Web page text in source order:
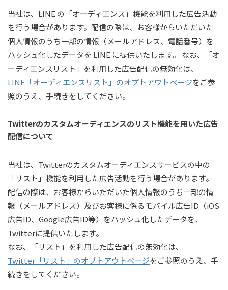
当社は、LINE の「オーディエンス」機能を利用した広告活動
を行う場合があります。配信の際は、お客様からいただいた
個人情報のうち一部の情報（メールアドレス、電話番号）を
ハッシュ化したデータを LINE に提供いたします。 なお、「オ
ーディエンスリスト」を利用した広告配信の無効化は、
LINE「オーディエンスリスト」のオプトアウトページをご参
照のうえ、手続きをしてください。
Twitterのカスタムオーディエンスのリスト機能を用いた広告
配信について
当社は、Twitterのカスタムオーディエンスサービスの中の
「リスト」機能を利用した広告活動を行う場合があります。
配信の際は、お客様からいただいた個人情報のうち一部の情
報（メールアドレス）及びお客様に係るモバイル広告ID（iOS
広告ID、Google広告ID等）をハッシュ化したデータを、
Twitterに提供いたします。
なお、「リスト」を利用した広告配信の無効化は、
Twitter「リスト」のオプトアウトページをご参照のうえ、手
続きをしてください。